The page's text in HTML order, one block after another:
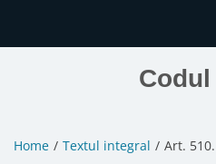
Home Textul integral Art.